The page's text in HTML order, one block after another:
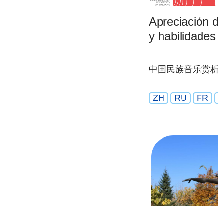
Apreciación
y
中国民族音乐赏
ZH RU FR